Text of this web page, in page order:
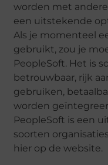
worden met andere
een uitstekende
Als je momenteel
gebruikt, zou je
PeopleSoft. Het is
betrouwbaar, rijk
gebruiken,
worden
PeopleSoft is een
soorten
hier op de website.